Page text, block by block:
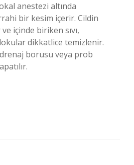
anestezi altında
bir kesim içerir. Cildin
içinde biriken sıvı,
dikkatlice temizlenir.
borusu veya prob